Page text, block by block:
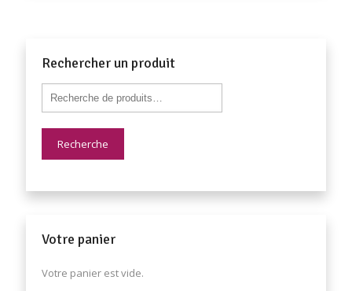
Rechercher un produit
Recherche
Votre panier
Votre panier est vide.